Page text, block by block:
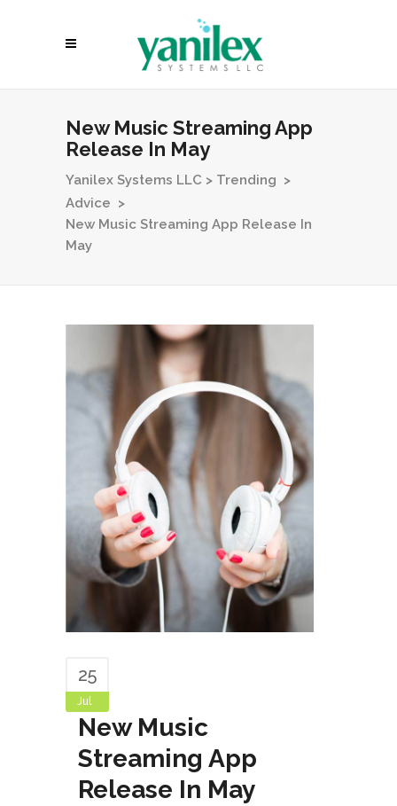
New Music Streaming App
Release In May
Yanilex Systems LLC > Trending >
Advice >
New Music Streaming App Release In
May
25
Jul
New Music
Streaming App
Release In May